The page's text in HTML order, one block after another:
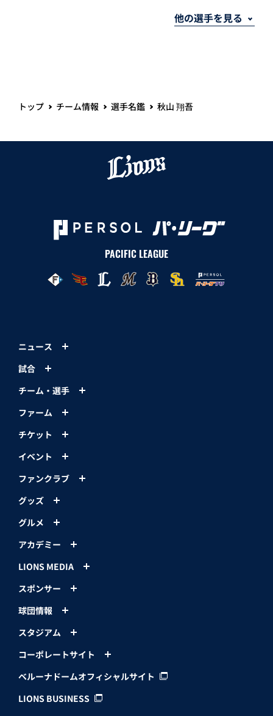
トップ チーム情報 選手名鑑 秋山 翔吾
PACIFIC LEAGUE
ニュース
試合
チーム・選手
ファーム
チケット
イベント
ファンクラブ
グッズ
グルメ
アカデミー
LIONS MEDIA
スポンサー
球団情報
スタジアム
コーポレートサイト
ベルーナドームオフィシャルサイト
LIONS BUSINESS